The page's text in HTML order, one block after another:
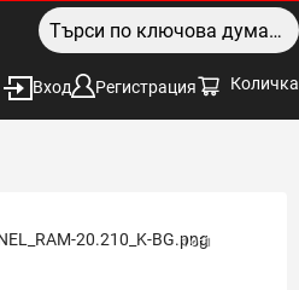
Вход Регистрация Количка
1 of 1